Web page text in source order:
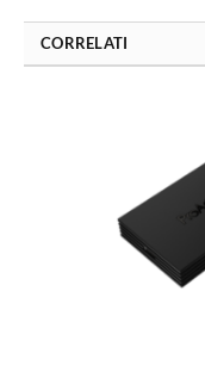
CORRELATI